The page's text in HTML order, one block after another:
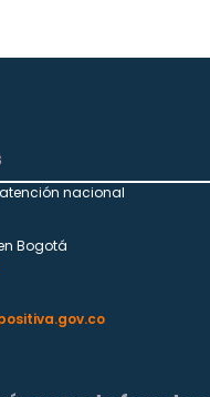
nacional
Bogotá